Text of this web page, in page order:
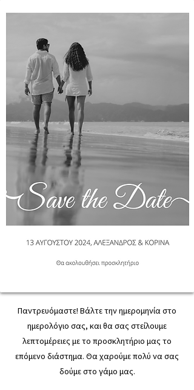
Παντρευόμαστε! Βάλτε την ημερομηνία στο
ημερολόγιο σας, και θα σας στείλουμε
λεπτομέρειες με το προσκλητήριο μας το
επόμενο διάστημα. Θα χαρούμε πολύ να σας
δούμε στο γάμο μας.